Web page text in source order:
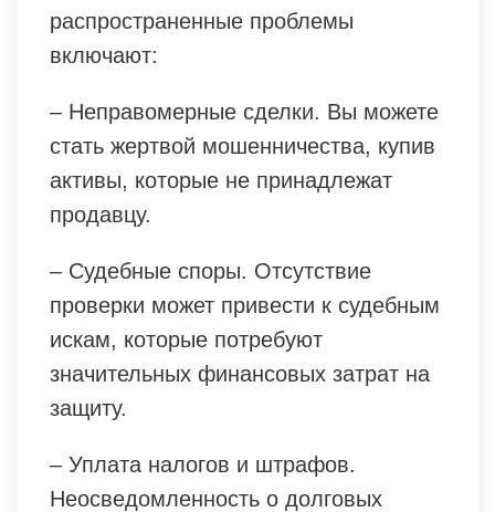
распространенные проблемы
включают:
– Неправомерные сделки. Вы можете
стать жертвой мошенничества, купив
активы, которые не принадлежат
продавцу.
– Судебные споры. Отсутствие
проверки может привести к судебным
искам, которые потребуют
значительных финансовых затрат на
защиту.
– Уплата налогов и штрафов.
Неосведомленность о долговых